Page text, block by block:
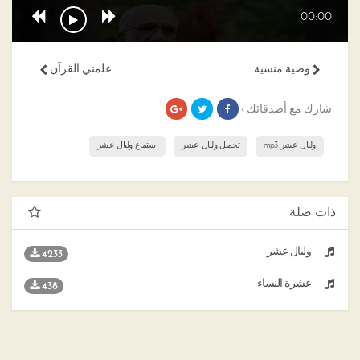
00:00
علمني القرآن وصية منسية
شارك مع أصدقائك ›
وليال عشر mp3 تحميل وليال عشر استماع وليال عشر
ذات صلة
وليال عشر 4233
عشرة النساء 438